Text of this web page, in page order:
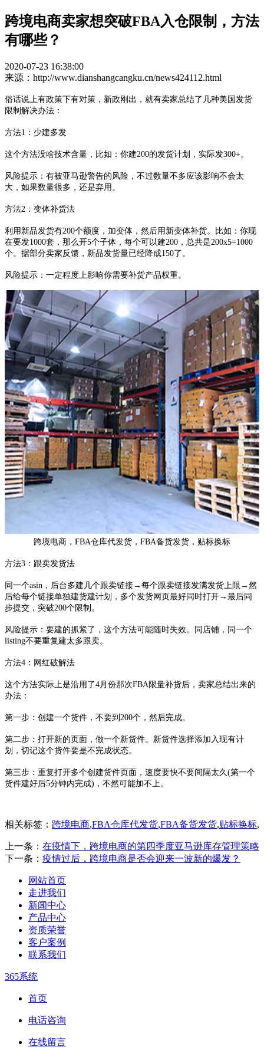
跨境电商卖家想突破FBA入仓限制，方法
有哪些？
2020-07-23 16:38:00
来源：http://www.dianshangcangku.cn/news424112.html
俗话说上有政策下有对策，新政刚出，就有卖家总结了几种美国发货
限制解决办法：
方法1：少建多发
这个方法没啥技术含量，比如：你建200的发货计划，实际发300+。
风险提示：有被亚马逊警告的风险，不过数量不多应该影响不会太
大，如果数量很多，还是弃用。
方法2：变体补货法
利用新品发货有200个额度，加变体，然后用新变体补货。比如：你现
在要发1000套，那么开5个子体，每个可以建200，总共是200x5=1000
个。据部分卖家反馈，新品发货量已经降成150了。
风险提示：一定程度上影响你需要补货产品权重。
跨境电商，FBA仓库代发货，FBA备货发货，贴标换标
方法3：跟卖发货法
同一个asin，后台多建几个跟卖链接→每个跟卖链接发满发货上限→然
后给每个链接单独建货建计划，多个发货网页最好同时打开→最后同
步提交，突破200个限制。
风险提示：要建的抓紧了，这个方法可能随时失效。同店铺，同一个
listing不要重复建太多跟卖。
方法4：网红破解法
这个方法实际上是沿用了4月份那次FBA限量补货后，卖家总结出来的
办法：
第一步：创建一个货件，不要到 200个，然后完成。
第二步：打开新的页面，做一个新货件。新货件选择添加入现有计
划，切记这个货件要是不完成状态。
第三步：重复打开多个创建货件页面，速度要快不要间隔太久 (第一个
货件建好后5分钟内完成)，不然可能加不上。
相关标签： 跨境电商,FBA仓库代发货,FBA备货发货,贴标换标,
上一条： 在疫情下，跨境电商的第四季度亚马逊库存管理策略
下一条： 疫情过后，跨境电商是否会迎来一波新的爆发？
网站首页
走进我们
新闻中心
产品中心
资质荣誉
客户案例
联系我们
365系统
首页
电话咨询
在线留言